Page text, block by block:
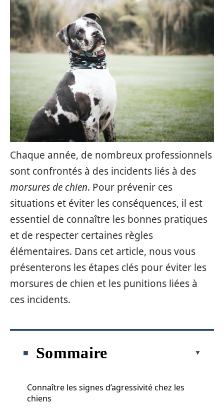
Chaque année, de nombreux professionnels
sont confrontés à des incidents liés à des
morsures de chien. Pour prévenir ces
situations et éviter les conséquences, il est
essentiel de connaître les bonnes pratiques
et de respecter certaines règles
élémentaires. Dans cet article, nous vous
présenterons les étapes clés pour éviter les
morsures de chien et les punitions liées à
ces incidents.
Sommaire
Connaître les signes d’agressivité chez les
chiens